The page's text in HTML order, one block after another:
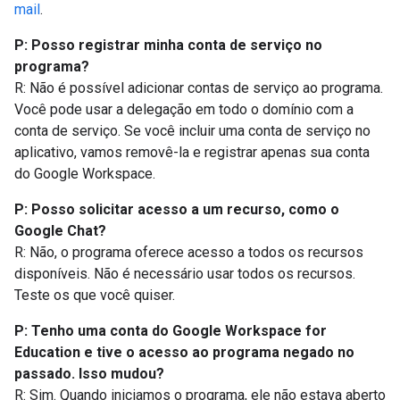
mail.
P: Posso registrar minha conta de serviço no
programa?
R: Não é possível adicionar contas de serviço ao programa.
Você pode usar a delegação em todo o domínio com a
conta de serviço. Se você incluir uma conta de serviço no
aplicativo, vamos removê-la e registrar apenas sua conta
do Google Workspace.
P: Posso solicitar acesso a um recurso, como o
Google Chat?
R: Não, o programa oferece acesso a todos os recursos
disponíveis. Não é necessário usar todos os recursos.
Teste os que você quiser.
P: Tenho uma conta do Google Workspace for
Education e tive o acesso ao programa negado no
passado. Isso mudou?
R: Sim. Quando iniciamos o programa, ele não estava aberto